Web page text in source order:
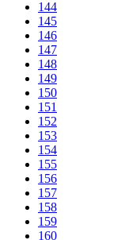
144
145
146
147
148
149
150
151
152
153
154
155
156
157
158
159
160